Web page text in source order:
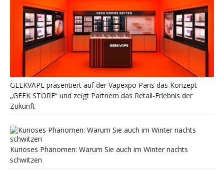
GEEKVAPE präsentiert auf der Vapexpo Paris das Konzept
„GEEK STORE“ und zeigt Partnern das Retail-Erlebnis der
Zukunft
Kurioses Phänomen: Warum Sie auch im Winter nachts
schwitzen